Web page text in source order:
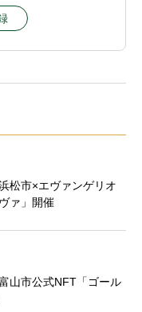
松市×エヴァンゲリオ
ァ」開催
山市公式NFT「ゴール